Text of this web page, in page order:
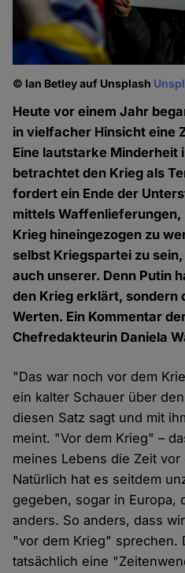
© Ian Betley auf Unsplash
Heute vor einem Jahr
in vielfacher Hinsicht eine
Eine lautstarke Minderheit
betrachtet den Krieg als
fordert ein Ende der
mittels Waffenlieferungen,
Krieg hineingezogen zu
selbst Kriegspartei zu
auch unserer. Denn Putin
den Krieg erklärt, sondern
Werten. Ein Kommentar
Chefredakteurin Daniela
"Das war noch vor dem
ein kalter Schauer über
diesen Satz sagt und mit
meint. "Vor dem Krieg" –
meines Lebens die Zeit
Natürlich hat es seitdem
gegeben, sogar in Europa,
anders. So anders, dass
"vor dem Krieg" sprechen.
tatsächlich eine